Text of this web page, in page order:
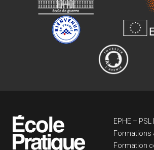
EPHE – PSL
Formations
Formation